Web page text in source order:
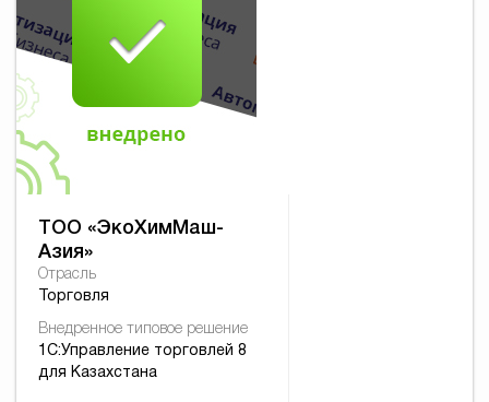
ТОО «ЭкоХимМаш-
Азия»
Отрасль
Торговля
Внедренное типовое решение
1С:Управление торговлей 8
для Казахстана